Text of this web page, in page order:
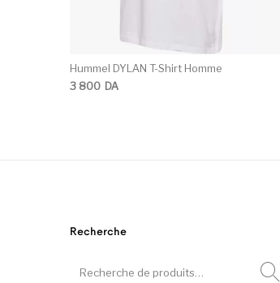
Hummel DYLAN T-Shirt Homme
3 800 DA
Recherche